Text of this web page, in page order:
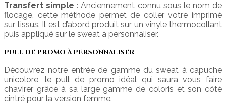
Transfert simple : Anciennement connu sous le nom de
flocage, cette méthode permet de coller votre imprimé
sur tissus. Il est d’abord produit sur un vinyle thermocollant
puis appliqué sur le sweat à personnaliser.
PULL DE PROMO À PERSONNALISER
Découvrez notre entrée de gamme du sweat à capuche
unicolore, le pull de promo idéal qui saura vous faire
chavirer grâce à sa large gamme de coloris et son côté
cintré pour la version femme.